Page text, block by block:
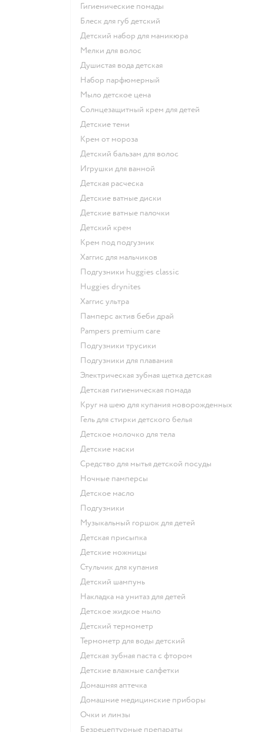
гигиенические помады
блеск для губ детский
детский набор для маникюра
мелки для волос
душистая вода детская
набор парфюмерный
мыло детское цена
солнцезащитный крем для детей
детские тени
крем от мороза
детский бальзам для волос
игрушки для ванной
детская расческа
детские ватные диски
детские ватные палочки
детский крем
крем под подгузник
хаггис для мальчиков
подгузники huggies classic
huggies drynites
хаггис ультра
памперс актив беби драй
pampers premium care
подгузники трусики
подгузники для плавания
электрическая зубная щетка детская
детская гигиеническая помада
круг на шею для купания новорожденных
гель для стирки детского белья
детское молочко для тела
детские маски
средство для мытья детской посуды
ночные памперсы
детское масло
подгузники
музыкальный горшок для детей
детская присыпка
детские ножницы
стульчик для купания
детский шампунь
накладка на унитаз для детей
детское жидкое мыло
детский термометр
термометр для воды детский
детская зубная паста с фтором
детские влажные салфетки
домашняя аптечка
домашние медицинские приборы
очки и линзы
безрецептурные препараты